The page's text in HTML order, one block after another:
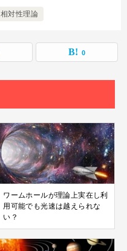
相対性理論
0
ワームホールが理論上実在し利
用可能でも光速は越えられな
い？